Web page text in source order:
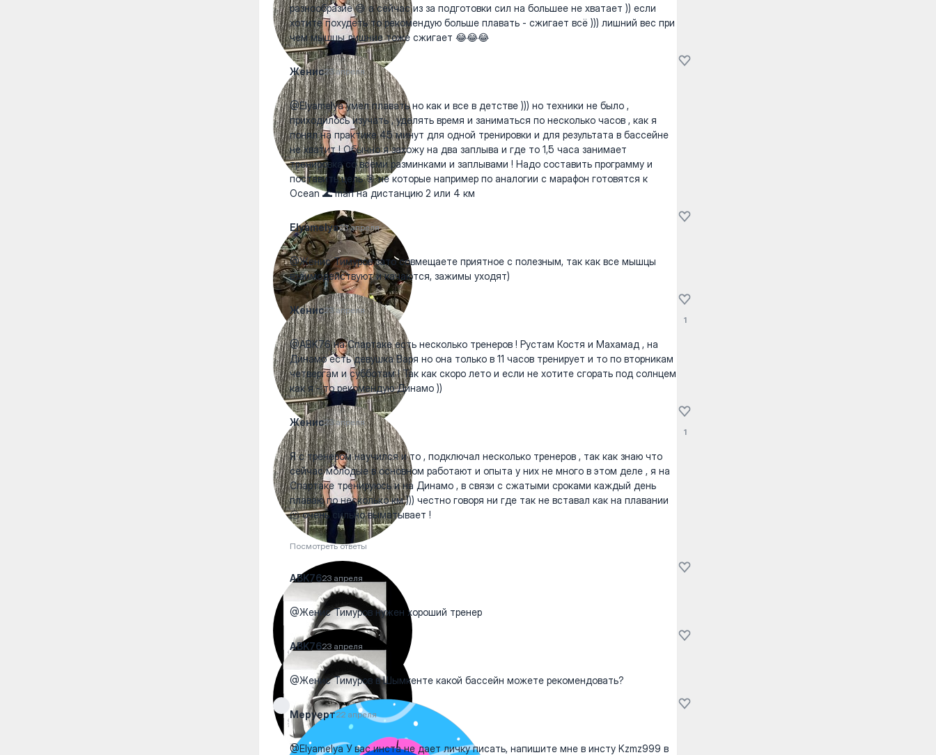
разнообразие 😅 а сейчас из за подготовки сил на большее не хватает )) если
хотите похудеть то рекомендую больше плавать - сжигает всё ))) лишний вес при
чем мышцы лишние тоже сжигает 😂😂😂
Женис23 апреля
@Elyamelya умел плавать но как и все в детстве ))) но техники не было ,
приходилось изучать , уделять время и заниматься по несколько часов , как я
понял на практике 45 минут для одной тренировки и для результата в бассейне
не хватит ! Обычно я захожу на два заплыва и где то 1,5 часа занимает
тренировка со всеми разминками и заплывами ! Надо составить программу и
поставить цель 🎯 не которые например по аналогии с марафон готовятся к
Ocean 🌊 man на дистанцию 2 или 4 км
Elyamelya23 апреля
@Женис Тимуров зато совмещаете приятное с полезным, так как все мышцы
взаимодействуют и качаются, зажимы уходят)
Женис23 апреля
@ABK76 на Спартаке есть несколько тренеров ! Рустам Костя и Махамад , на
Динамо есть девушка Варя но она только в 11 часов тренирует и то по вторникам
четвергам и субботам ! Так как скоро лето и если не хотите сгорать под солнцем
как я - то рекомендую Динамо ))
1
Женис23 апреля
Я с тренером научился и то , подключал несколько тренеров , так как знаю что
сейчас молодые в основном работают и опыта у них не много в этом деле , я на
Спартаке тренируюсь и на Динамо , в связи с сжатыми сроками каждый день
плаваю по несколько км ))) честно говоря ни где так не вставал как на плавании
🫠 очень сильно выматывает !
Посмотреть ответы
1
ABK7623 апреля
@Женис Тимуров нужен хороший тренер
ABK7623 апреля
@Женис Тимуров в Шымкенте какой бассейн можете рекомендовать?
Меруерт22 апреля
@Elyamelya У вас инста не дает личку писать, напишите мне в инсту Kzmz999 в